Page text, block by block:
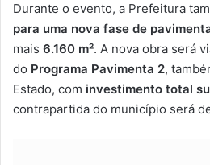
Durante o evento, a Prefeitura
para uma nova fase de
mais 6.160 m². A nova obra será
do Programa Pavimenta 2,
Estado, com investimento total
contrapartida do município será